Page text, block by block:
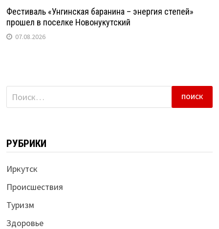
Фестиваль «Унгинская баранина – энергия степей»
прошел в поселке Новонукутский
07.08.2026
Найти:
РУБРИКИ
Иркутск
Происшествия
Туризм
Здоровье